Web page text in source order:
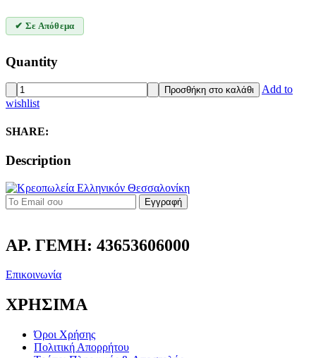
✔ Σε Απόθεμα
Quantity
ΦΡΟΥΤΟΠΟΤΟ
ΒΥΣΣΙΝΟ
250ML
quantity
Προσθήκη στο καλάθι
Add to
wishlist
SHARE:
Description
Εγγραφή
ΑΡ. ΓΕΜΗ: 43653606000
Επικοινωνία
ΧΡΗΣΙΜΑ
Όροι Χρήσης
Πολιτική Απορρήτου